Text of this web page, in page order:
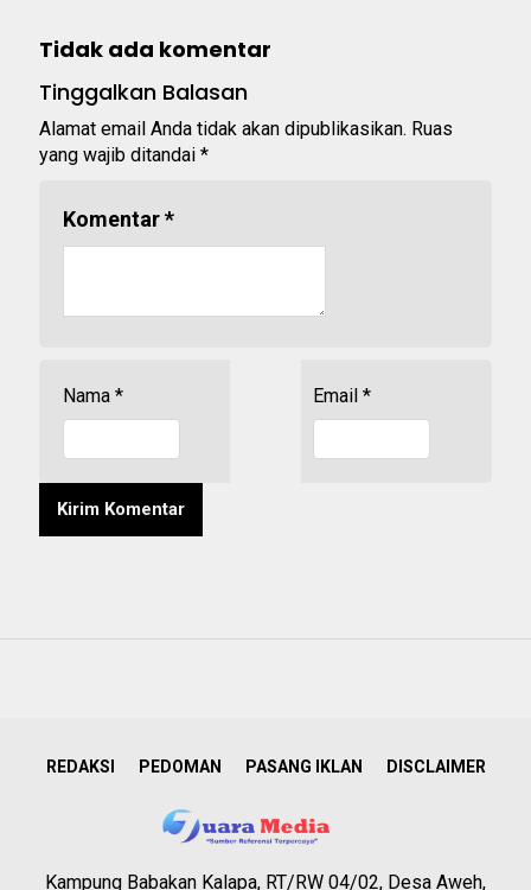
Tidak ada komentar
Tinggalkan Balasan
Alamat email Anda tidak akan dipublikasikan. Ruas
yang wajib ditandai *
Komentar*
Nama * Email *
REDAKSI PEDOMAN PASANG IKLAN DISCLAIMER
Kampung Babakan Kalapa, RT/RW 04/02, Desa Aweh,